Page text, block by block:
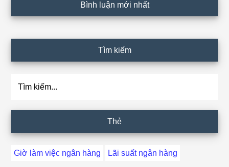
Bình luận mới nhất
Tìm kiếm
Thẻ
Giờ làm việc ngân hàng Lãi suất ngân hàng